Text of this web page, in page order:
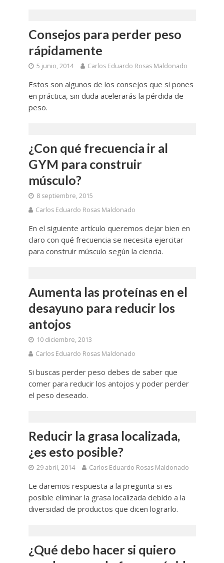
Consejos para perder peso
rápidamente
5 junio, 2014 Carlos Eduardo Rosas Maldonado
Estos son algunos de los consejos que si pones
en práctica, sin duda acelerarás la pérdida de
peso.
¿Con qué frecuencia ir al
GYM para construir
músculo?
8 septiembre, 2015
Carlos Eduardo Rosas Maldonado
En el siguiente artículo queremos dejar bien en
claro con qué frecuencia se necesita ejercitar
para construir músculo según la ciencia.
Aumenta las proteínas en el
desayuno para reducir los
antojos
10 diciembre, 2013
Carlos Eduardo Rosas Maldonado
Si buscas perder peso debes de saber que
comer para reducir los antojos y poder perder
el peso deseado.
Reducir la grasa localizada,
¿es esto posible?
29 abril, 2014 Carlos Eduardo Rosas Maldonado
Le daremos respuesta a la pregunta si es
posible eliminar la grasa localizada debido a la
diversidad de productos que dicen lograrlo.
¿Qué debo hacer si quiero